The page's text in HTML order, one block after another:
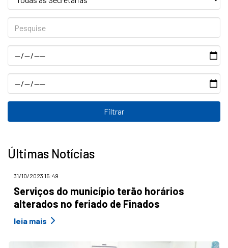
Data
Data
Últimas Notícias
31/10/2023 15:49
Serviços do município terão horários
alterados no feriado de Finados
leia mais